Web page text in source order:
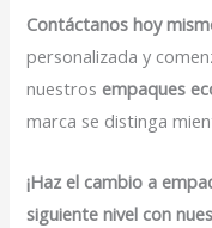
Contáctanos hoy
personalizada y
nuestros empaques
marca se distinga
¡Haz el cambio a
siguiente nivel con